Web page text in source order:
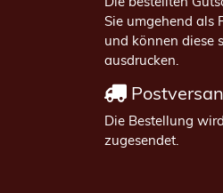
Sie umgehend als
und können diese
ausdrucken.
Die Bestellung
zugesendet.